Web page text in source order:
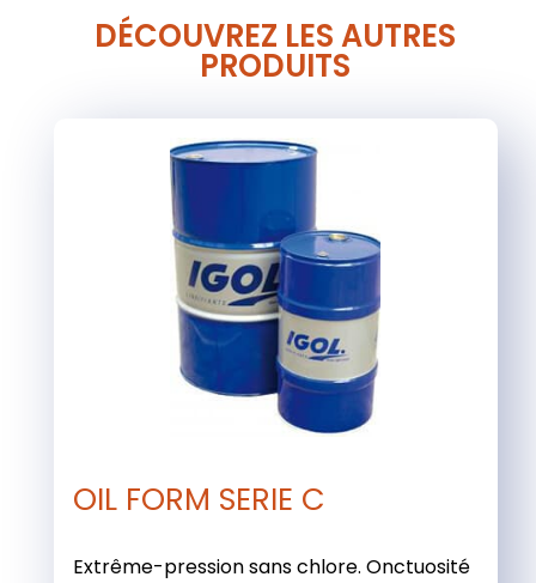
DÉCOUVREZ LES AUTRES
PRODUITS
OIL FORM SERIE C
Extrême-pression sans chlore. Onctuosité